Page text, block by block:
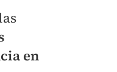
en